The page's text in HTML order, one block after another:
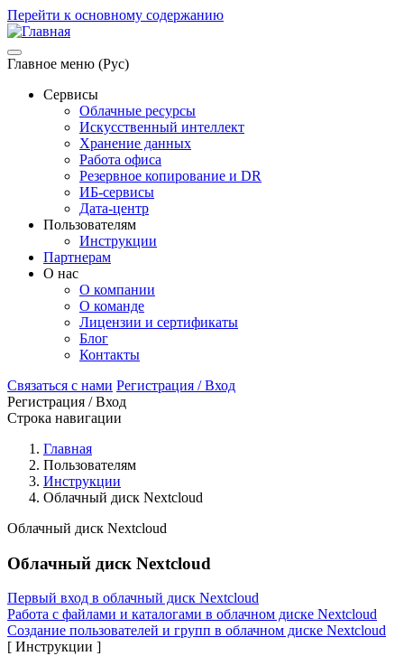
Перейти к основному содержанию
Главное меню (Рус)
Сервисы
Облачные ресурсы
Искусственный интеллект
Хранение данных
Работа офиса
Резервное копирование и DR
ИБ-сервисы
Дата-центр
Пользователям
Инструкции
Партнерам
О нас
О компании
О команде
Лицензии и сертификаты
Блог
Контакты
Связаться с нами Регистрация / Вход
Регистрация / Вход
Строка навигации
Главная
Пользователям
Инструкции
Облачный диск Nextcloud
Облачный диск Nextcloud
Облачный диск Nextcloud
Первый вход в облачный диск Nextcloud
Работа с файлами и каталогами в облачном диске Nextcloud
Создание пользователей и групп в облачном диске Nextcloud
[ Инструкции ]